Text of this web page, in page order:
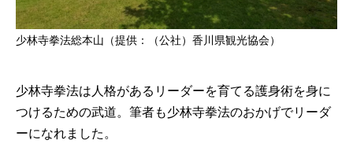
少林寺拳法総本山（提供：（公社）香川県観光協会）
少林寺拳法は人格があるリーダーを育てる護身術を身に
つけるための武道。筆者も少林寺拳法のおかげでリーダ
ーになれました。